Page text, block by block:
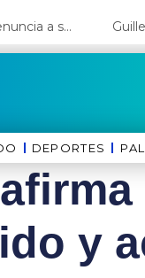
Luis Rubio renuncia a su candidatura a Lima y deja el camino libre a López Aliaga
DEPORTES
y